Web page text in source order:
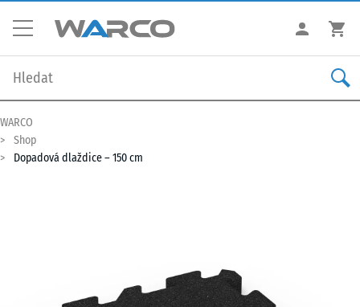
WARCO
Shop
Dopadová dlaždice – 150 cm